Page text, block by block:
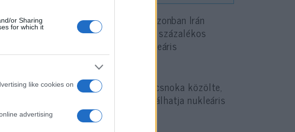
or Sharing
for which it
like cookies on
advertising
(NAÜ) februári jelentése szerint azonban Irán
előállítását, és továbbra is 60 százalékos
a kereskedelmi célú nukleáris
biztonságért felelős parancsnoka közölte,
miatt Teherán felülvizsgálhatja nukleáris